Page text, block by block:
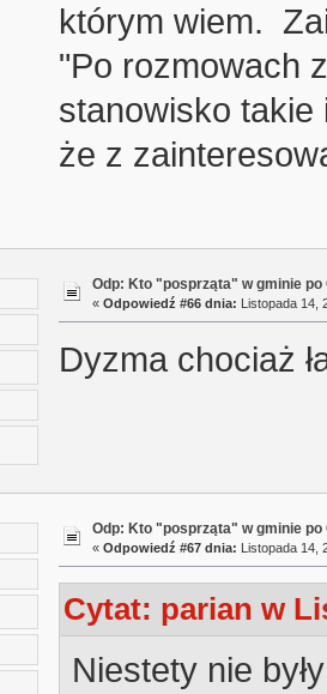
którym wiem.
"Po rozmowach
stanowisko takie
że z
Odp: Kto "posprząta" w gminie po
« Odpowiedź #66 dnia: Listopada 14,
Dyzma chociaż
Odp: Kto "posprząta" w gminie po
« Odpowiedź #67 dnia: Listopada 14,
Cytat: parian w
Niestety nie